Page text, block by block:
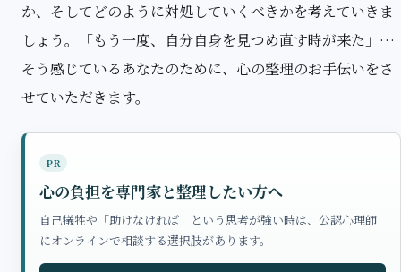
か、そしてどのように対処していくべきかを考えていきま
しょう。「もう一度、自分自身を見つめ直す時が来た」…
そう感じているあなたのために、心の整理のお手伝いをさ
せていただきます。
PR
心の負担を専門家と整理したい方へ
自己犠牲や「助けなければ」という思考が強い時は、公認心理師
にオンラインで相談する選択肢があります。